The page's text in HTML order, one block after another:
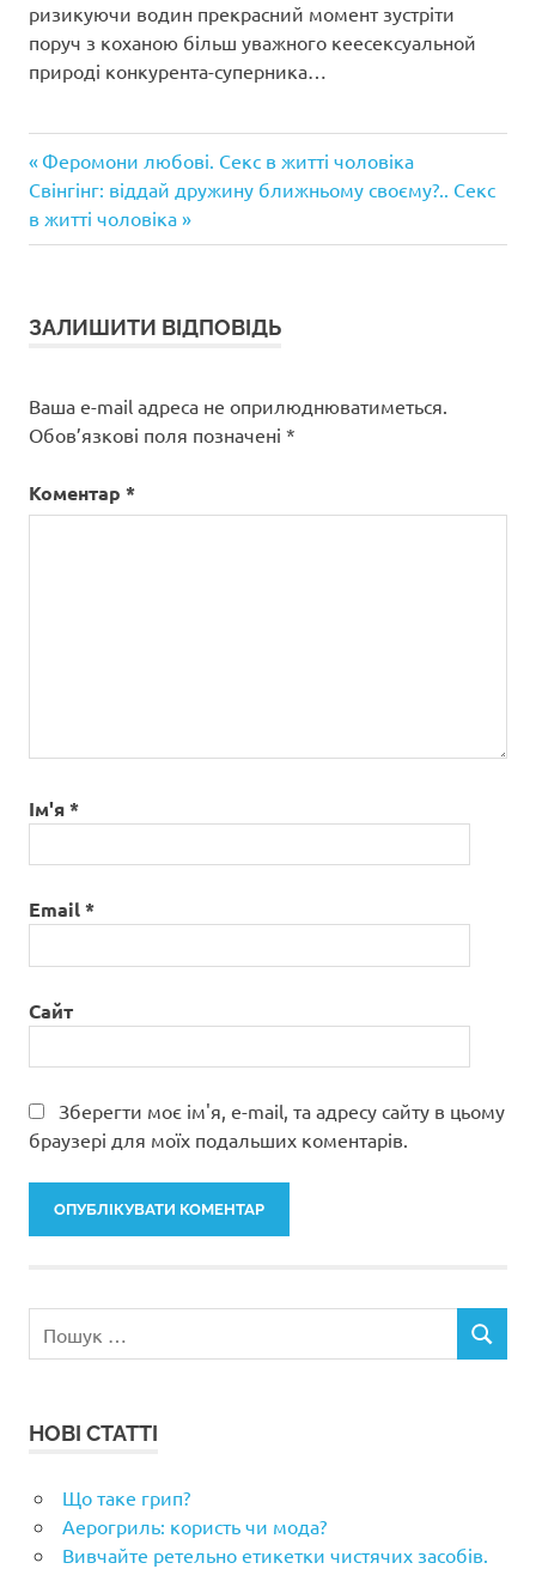
ризикуючи водин прекрасний момент зустріти
поруч з коханою більш уважного кеесексуальной
природі конкурента-суперника…
Навігація
записів
Попередній
запис:
Феромони любові. Секс в житті чоловіка
Наступний
запис:
Свінгінг: віддай дружину ближньому своєму?.. Секс
в житті чоловіка
ЗАЛИШИТИ ВІДПОВІДЬ
Ваша e-mail адреса не оприлюднюватиметься.
Обов’язкові поля позначені *
Коментар *
Ім'я*
Email*
Сайт
Зберегти моє ім'я, e-mail, та адресу сайту в цьому
браузері для моїх подальших коментарів.
ПОШУК
НОВІ СТАТТІ
Що таке грип?
Аерогриль: користь чи мода?
Вивчайте ретельно етикетки чистячих засобів.